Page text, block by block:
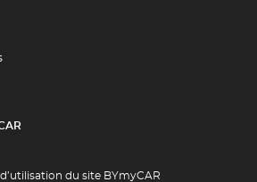
du site BYmyCAR